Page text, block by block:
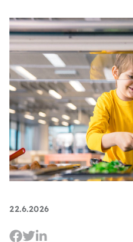
22.6.2026